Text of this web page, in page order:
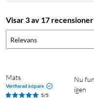
Visar 3 av 17 recensioner
Relevans
Mats
Verifierad köpare
5/5
Nu fungerar min gamla febertermometer
igen